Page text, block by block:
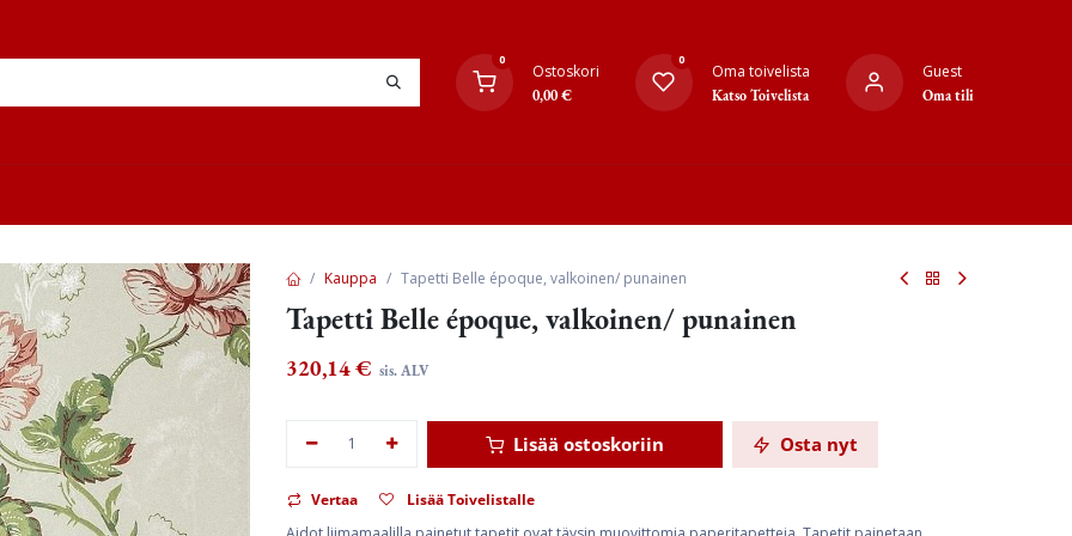
0
Ostoskori
0,00€
0
Oma toivelista
Katso Toivelista
Guest
Oma tili
Kauppa Tapetti Belle époque, valkoinen/ punainen
Tapetti Belle époque, valkoinen/ punainen
320,14€ sis. ALV
Lisää ostoskoriin Osta nyt
Vertaa
Lisää Toivelistalle